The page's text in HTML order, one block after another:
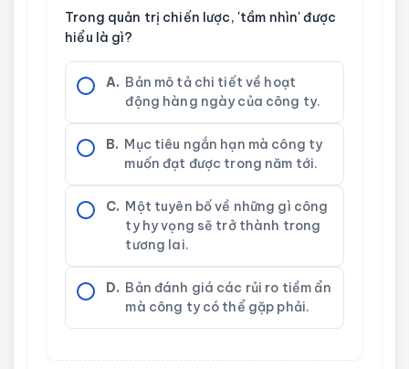
Trong quản trị chiến lược, 'tầm nhìn' được
hiểu là gì?
A. Bản mô tả chi tiết về hoạt
động hàng ngày của công ty.
B. Mục tiêu ngắn hạn mà công ty
muốn đạt được trong năm tới.
C. Một tuyên bố về những gì công
ty hy vọng sẽ trở thành trong
tương lai.
D. Bản đánh giá các rủi ro tiềm ẩn
mà công ty có thể gặp phải.